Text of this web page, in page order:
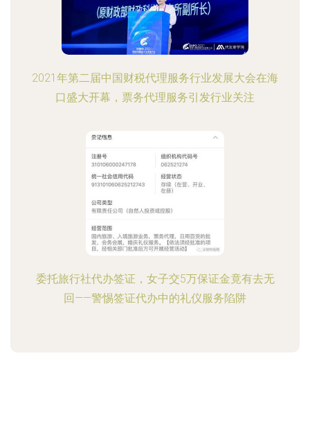
2021年第二届中国财税代理服务行业发展大会在海
口盛大开幕，票务代理服务引发行业关注
委托旅行社代办签证，女子交5万保证金竟有去无
回——警惕签证代办中的礼仪服务陷阱